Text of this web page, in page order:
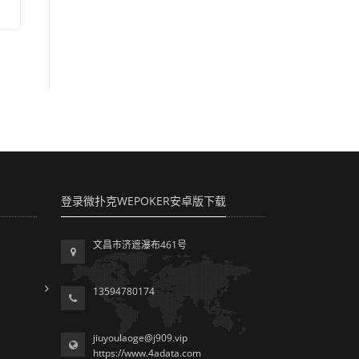
登录微扑克WEPOKER安卓版下载
文昌市济遮瀑布461号
13594780174
jiuyoulaoge@j909.vip
https://www.4adata.com